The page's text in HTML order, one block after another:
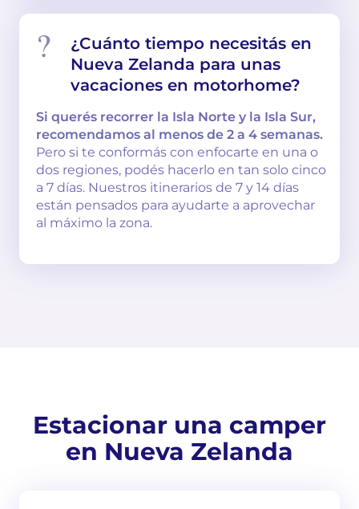
¿Cuánto tiempo necesitás en
Nueva Zelanda para unas
vacaciones en motorhome?
Si querés recorrer la Isla Norte y la Isla Sur,
recomendamos al menos de 2 a 4 semanas.
Pero si te conformás con enfocarte en una o
dos regiones, podés hacerlo en tan solo cinco
a 7 días. Nuestros itinerarios de 7 y 14 días
están pensados para ayudarte a aprovechar
al máximo la zona.
Estacionar una camper
en Nueva Zelanda